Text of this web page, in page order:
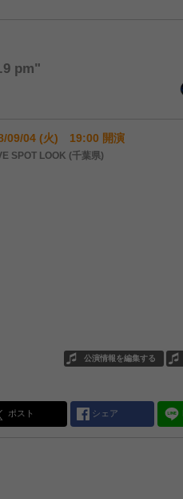
pm"
09/04 (火) 19:00 開演
SPOT LOOK (千葉県)
公演情報を編集する
ポスト シェア